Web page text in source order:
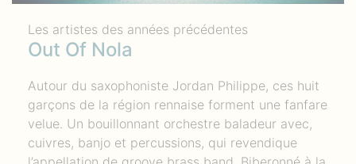
Les artistes des années précédentes
Out Of Nola
Autour du saxophoniste Jordan Philippe, ces huit
garçons de la région rennaise forment une fanfare
velue. Un bouillonnant orchestre baladeur avec,
cuivres, banjo et percussions, qui revendique